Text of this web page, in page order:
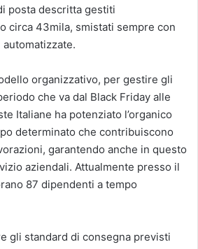
posta descritta gestiti
circa 43mila, smistati sempre con
automatizzate.
organizzativo, per gestire gli
che va dal Black Friday alle
Italiane ha potenziato l’organico
determinato che contribuiscono
garantendo anche in questo
aziendali. Attualmente presso il
87 dipendenti a tempo
gli standard di consegna previsti